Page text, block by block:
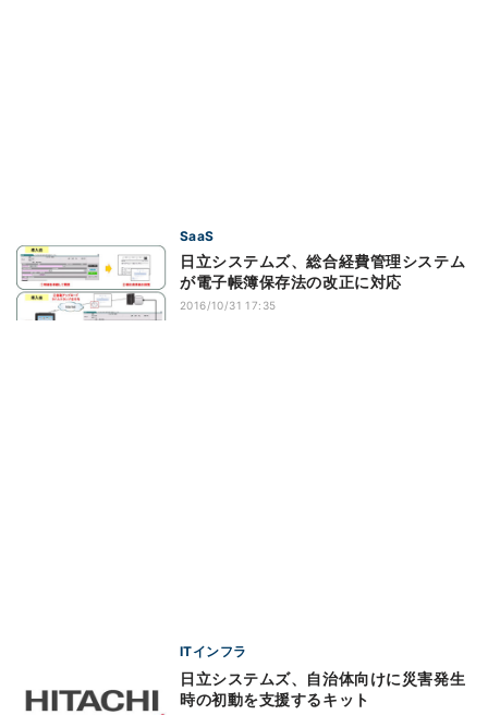
SaaS
日立システムズ、総合経費管理システム
が電子帳簿保存法の改正に対応
2016/10/31 17:35
ITインフラ
日立システムズ、自治体向けに災害発生
時の初動を支援するキット